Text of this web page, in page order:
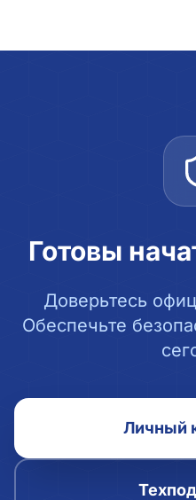
Готовы
Доверьтесь
Обеспечьте
Личный